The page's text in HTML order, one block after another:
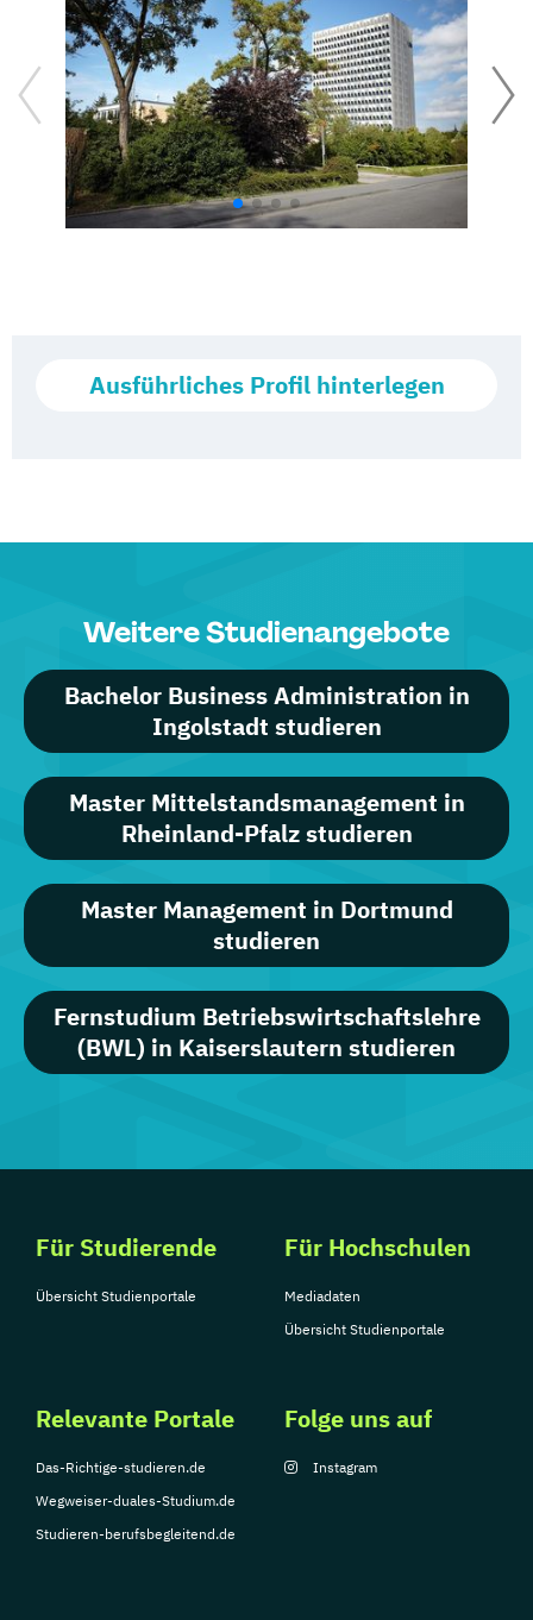
Ausführliches Profil hinterlegen
Weitere Studienangebote
Bachelor Business Administration in
Ingolstadt studieren
Master Mittelstandsmanagement in
Rheinland-Pfalz studieren
Master Management in Dortmund
studieren
Fernstudium Betriebswirtschaftslehre
(BWL) in Kaiserslautern studieren
Für Studierende
Übersicht Studienportale
Für Hochschulen
Mediadaten
Übersicht Studienportale
Relevante Portale
Das-Richtige-studieren.de
Wegweiser-duales-Studium.de
Studieren-berufsbegleitend.de
Folge uns auf
Instagram